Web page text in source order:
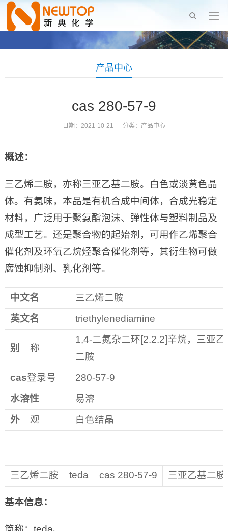
产品中心
cas 280-57-9
日期：2021-10-21 分类： 产品中心
概述：
三乙烯二胺，亦称三亚乙基二胺。白色或淡黄色晶
体。有氨味，本品是有机合成中间体，合成光稳定
材料，广泛用于聚氨酯泡沫、弹性体与塑料制品及
成型工艺。还是聚合物的起始剂，可用作乙烯聚合
催化剂及环氧乙烷烃聚合催化剂等，其衍生物可做
腐蚀抑制剂、乳化剂等。
中文名
三乙烯二胺
英文名
triethylenediamine
别 称
1,4-二氮杂二环[2.2.2]辛烷，三亚
二胺
cas登录号
280-57-9
水溶性
易溶
外观 白色结晶
三乙烯二胺 teda cas 280-57-9 三亚乙基二胺
基本信息：